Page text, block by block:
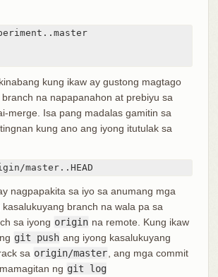
kung ikaw ay gustong magtago
branch na napapanahon at prebiyu sa
merge. Isa pang madalas gamitin sa
kung ano ang iyong itutulak sa
master..HEAD
nagpapakita sa iyo sa anumang mga
branch na wala pa sa
sa iyong origin na remote. Kung ikaw
git push ang iyong kasalukuyang
sa origin/master , ang mga commit
ng git log